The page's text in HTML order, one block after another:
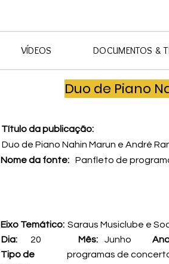
VÍDEOS DOCUMENTOS &
Duo de Piano
Título da publicação:
Duo de Piano Nahin Marun e André
Nome da fonte:
Panfleto de
Eixo Temático:Saraus Musiclube e
Dia:
20 Mês: Junho
Tipo de
programas de